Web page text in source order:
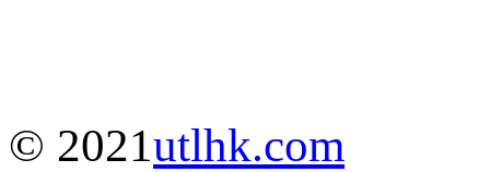
© 2021utlhk.com